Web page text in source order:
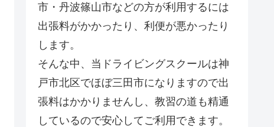
市・丹波篠山市などの方が利用するには
出張料がかかったり、利便が悪かったり
します。
そんな中、当ドライビングスクールは神
戸市北区でほぼ三田市になりますので出
張料はかかりませんし、教習の道も精通
しているので安心してご利用できます。